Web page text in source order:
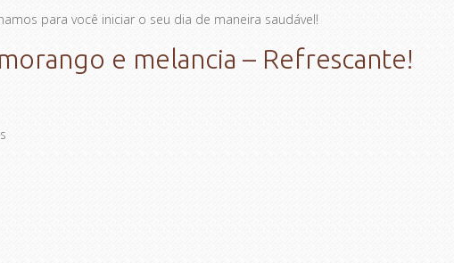
para você iniciar o seu dia de maneira saudável!
e melancia – Refrescante!